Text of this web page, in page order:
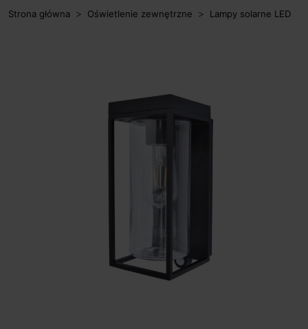
Strona główna Oświetlenie zewnętrzne Lampy solarne LED